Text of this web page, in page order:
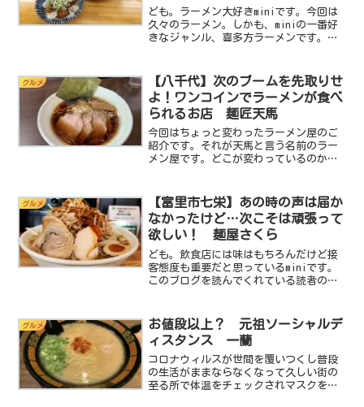
ども。ラーメン大好きminiです。今回は
久々のラーメン。しかも、miniの一番好
きなジャンル、喜多方ラーメンです。昔
まらないんですよね。今回はお仕事の関
係で千葉県を飛び...
グルメ
【八千代】次のブームを先取りせ
よ！ワンコインでラーメンが食べ
られるお店 麺匠天馬
今回はちょっと変わったラーメン屋のご
紹介です。それが天馬と言う名前のラー
メン屋です。どこが変わっているのかと
ないかも知れないんです。なぜならここ
は株式会社食の道場がラー...
グルメ
【富里市七栄】あの時の声は届か
なかったけど…次こそは頑張って
欲しい！ 麺屋さくら
ども。飲食店には味はもちろんだけど接
客態度も重要だと思っているminiです。
このブログを読んでくれている読者の方
の描写を多くしております。だってやっ
ぱりお金を払って食事...
グルメ
お値段以上？ 元祖ソーシャルデ
ィスタンス 一蘭
コロナウィルスが世間を覆いつくし普段
の生活がままならなくなって久しい街の
至る所で体温をチェックされマスクを着